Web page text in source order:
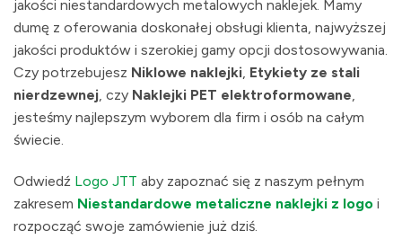
jakości niestandardowych metalowych naklejek. Mamy
dumę z oferowania doskonałej obsługi klienta, najwyższej
jakości produktów i szerokiej gamy opcji dostosowywania.
Czy potrzebujesz Niklowe naklejki, Etykiety ze stali
nierdzewnej, czy Naklejki PET elektroformowane,
jesteśmy najlepszym wyborem dla firm i osób na całym
świecie.
Odwiedź Logo JTT aby zapoznać się z naszym pełnym
zakresem Niestandardowe metaliczne naklejki z logo i
rozpocząć swoje zamówienie już dziś.